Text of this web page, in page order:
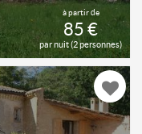
à partir de
85 €
par nuit (2 personnes)